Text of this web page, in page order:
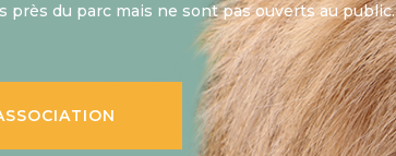
près du parc mais ne sont pas ouverts au public.